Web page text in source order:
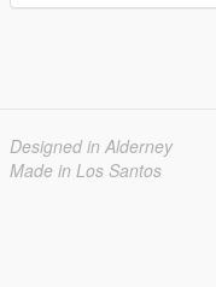
Designed in Alderney
Made in Los Santos